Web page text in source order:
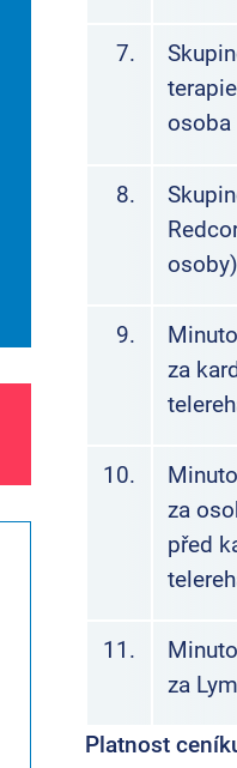
7.
osoba
8.
9.
za
10.
za
před
11.
za
Platnost